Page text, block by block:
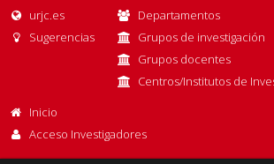
urjc.es
Sugerencias
Departamentos
Grupos de investigación
Grupos docentes
Centros/Institutos de
Inicio
Acceso Investigadores